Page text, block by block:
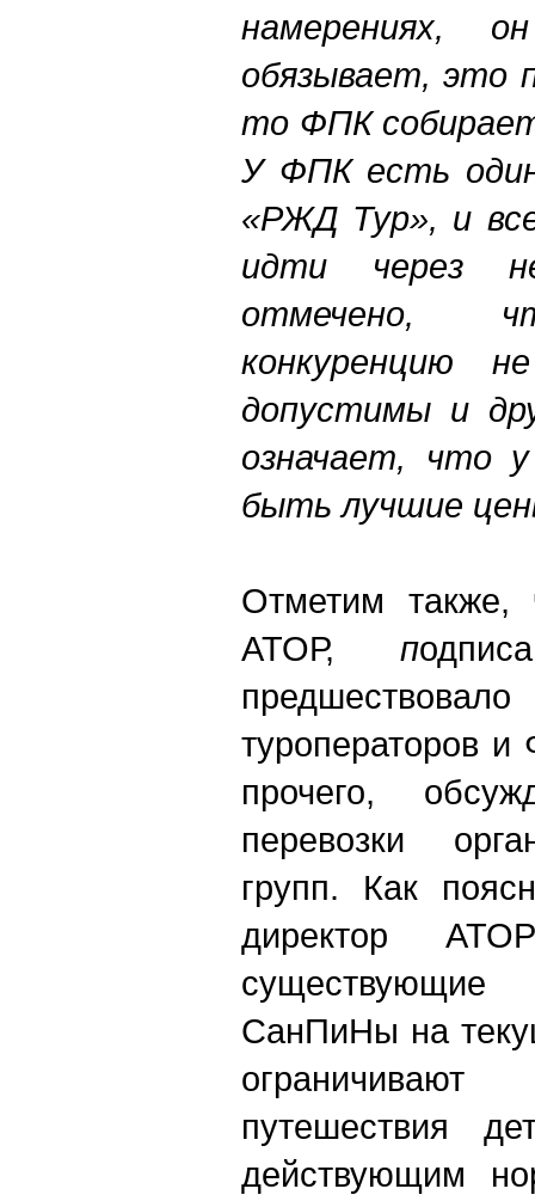
обязывает, это
то ФПК
У ФПК есть
«РЖД Тур», и
идти через
отмечено,
конкуренцию
допустимы и
означает, что
быть лучшие
Отметим
АТОР, п
туроператоров
прочего,
перевозки
групп. Как
директор
СанПиНы на
путешествия
действующим